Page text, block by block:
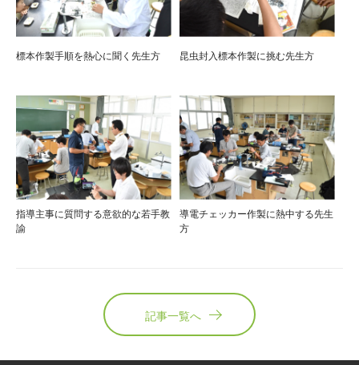
標本作製手順を熱心に聞く先生方 昆虫封入標本作製に挑む先生方
指導主事に質問する意欲的な若手教
諭
導電チェッカー作製に熱中する先生
方
記事一覧へ